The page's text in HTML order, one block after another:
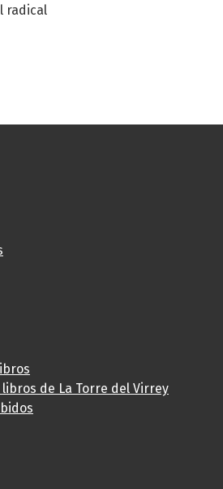
radical
libros de La Torre del Virrey